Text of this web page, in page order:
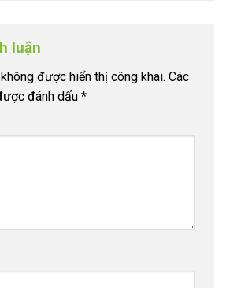
luận
được hiển thị công khai. Các
đánh dấu *